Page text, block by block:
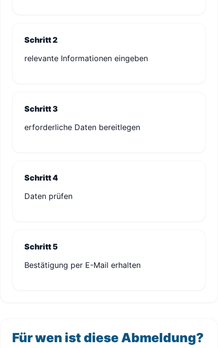
Schritt 2
relevante Informationen eingeben
Schritt 3
erforderliche Daten bereitlegen
Schritt 4
Daten prüfen
Schritt 5
Bestätigung per E-Mail erhalten
Für wen ist diese Abmeldung?